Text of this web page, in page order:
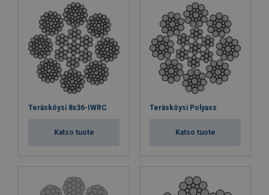
Teräsköysi 8x36-IWRC
Katso tuote
Teräsköysi Polyass
Katso tuote